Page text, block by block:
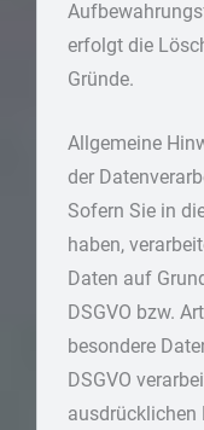
erfolgt die
Gründe.
Allgemeine
der
Sofern Sie in
haben,
Daten auf
DSGVO bzw.
besondere
DSGVO
ausdrücklichen